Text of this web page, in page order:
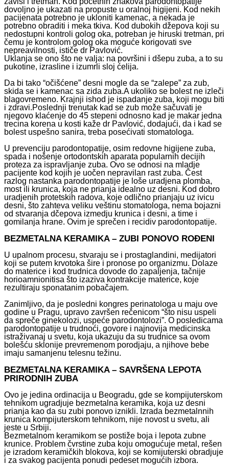
dovoljno je ukazati na propuste u oralnoj higijeni. Kod nekih
pacijenata potrebno je ukloniti kamenac, a nekada je
potrebno obraditi i meka tkiva. Kod dubokih džepova koji su
nedostupni kontroli golog oka, potreban je hiruski tretman, pri
čemu je kontrolom golog oka moguće korigovati sve
nepreavilnosti, ističe dr Pavlović.
Uklanja se ono što ne valja: na površini i dšepu zuba, a to su
pukotine, izrasline i izumrli sloj ćelija.
Da bi tako “očišćene” desni mogle da se “zalepe” za zub,
skida se i kamenac sa zida zuba.A ukoliko se bolest ne izleči
blagovremeno. Krajnji ishod je ispadanje zuba, koji mogu biti
i zdravi.Poslednji trenutak kad se zub može sačuvati je
njegovo klaćenje do 45 stepeni odnosno kad je makar jedna
trecina korena u kosti kaže dr Pavlović, dodajući, da i kad se
bolest uspešno sanira, treba posećivati stomatologa.
U prevenciju parodontopatije, osim redovne higijene zuba,
spada i nošenje ortodontskih aparata popularnih decijih
proteza za ispravljanje zuba. Ovo se odnosi na mladje
pacijente kod kojih je uočen nepravilan rast zuba. Čest
razlog nastanka parodontopatije je loše uradjena plomba,
most ili krunica, koja ne prianja idealno uz desni. Kod dobro
uradjenih protetskih radova, koje odlično prianjaju uz ivicu
desni, što zahteva veliku veštinu stomatologa, nema bojazni
od stvaranja dčepova izmedju krunica i desni, a time i
gomilanja hrane. Ovim je sprečen i recidiv parodontopatije.
BEZMETALNA KERAMIKA – ZUBI PONOVO ROĐENI
U upalnom procesu, stvaraju se i prostaglandini, medijatori
koji se putem krvotoka šire i pronose po organizmu. Dolaze
do materice i kod trudnica dovode do zapaljenja, tačnije
horioamnionitisa što izaziva kontrakcije materice, koje
rezultiraju sponatanim pobačajem.
Zanimljivo, da je posledni kongres perinatologa u maju ove
godine u Pragu, upravo završen rečenicom “što nisu uspeli
da spreče ginekolozi, uspeće parodontolozi”. O posledicama
parodontopatije u trudnoći, govore i najnovija medicinska
istraživanaj u svetu, koja ukazuju da su trudnice sa ovom
bolešću sklonije prevremenom porodjaju, a njihove bebe
imaju samanjenu telesnu težinu.
BEZMETALNA KERAMIKA – SAVRŠENA LEPOTA
PRIRODNIH ZUBA
Ovo je jedina ordinacija u Beogradu, gde se kompijuterskom
tehnikom ugradjuje bezmetalna keramika, koja uz desni
prianja kao da su zubi ponovo iznikli. Izrada bezmetalnnih
krunica kompijuterskom tehnikom, nije novost u svetu, ali
jeste u Srbiji.
Bezmetalnom keramikom se postiže boja i lepota zubne
krunice. Problem čvrstine zuba koju omogućuje metal, rešen
je izradom keramičkih blokova, koji se komijuterski obradjuje
i za svakog pacijenta ponudi pedeset mogućih izbora.